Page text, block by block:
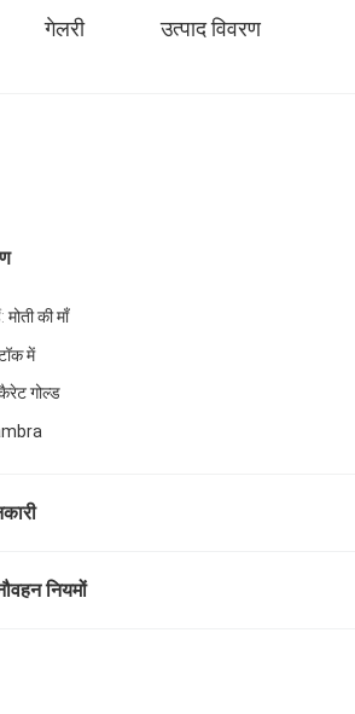
गेलरी उत्पाद विवरण
मोती की माँ
में
गोल्ड
नियमों